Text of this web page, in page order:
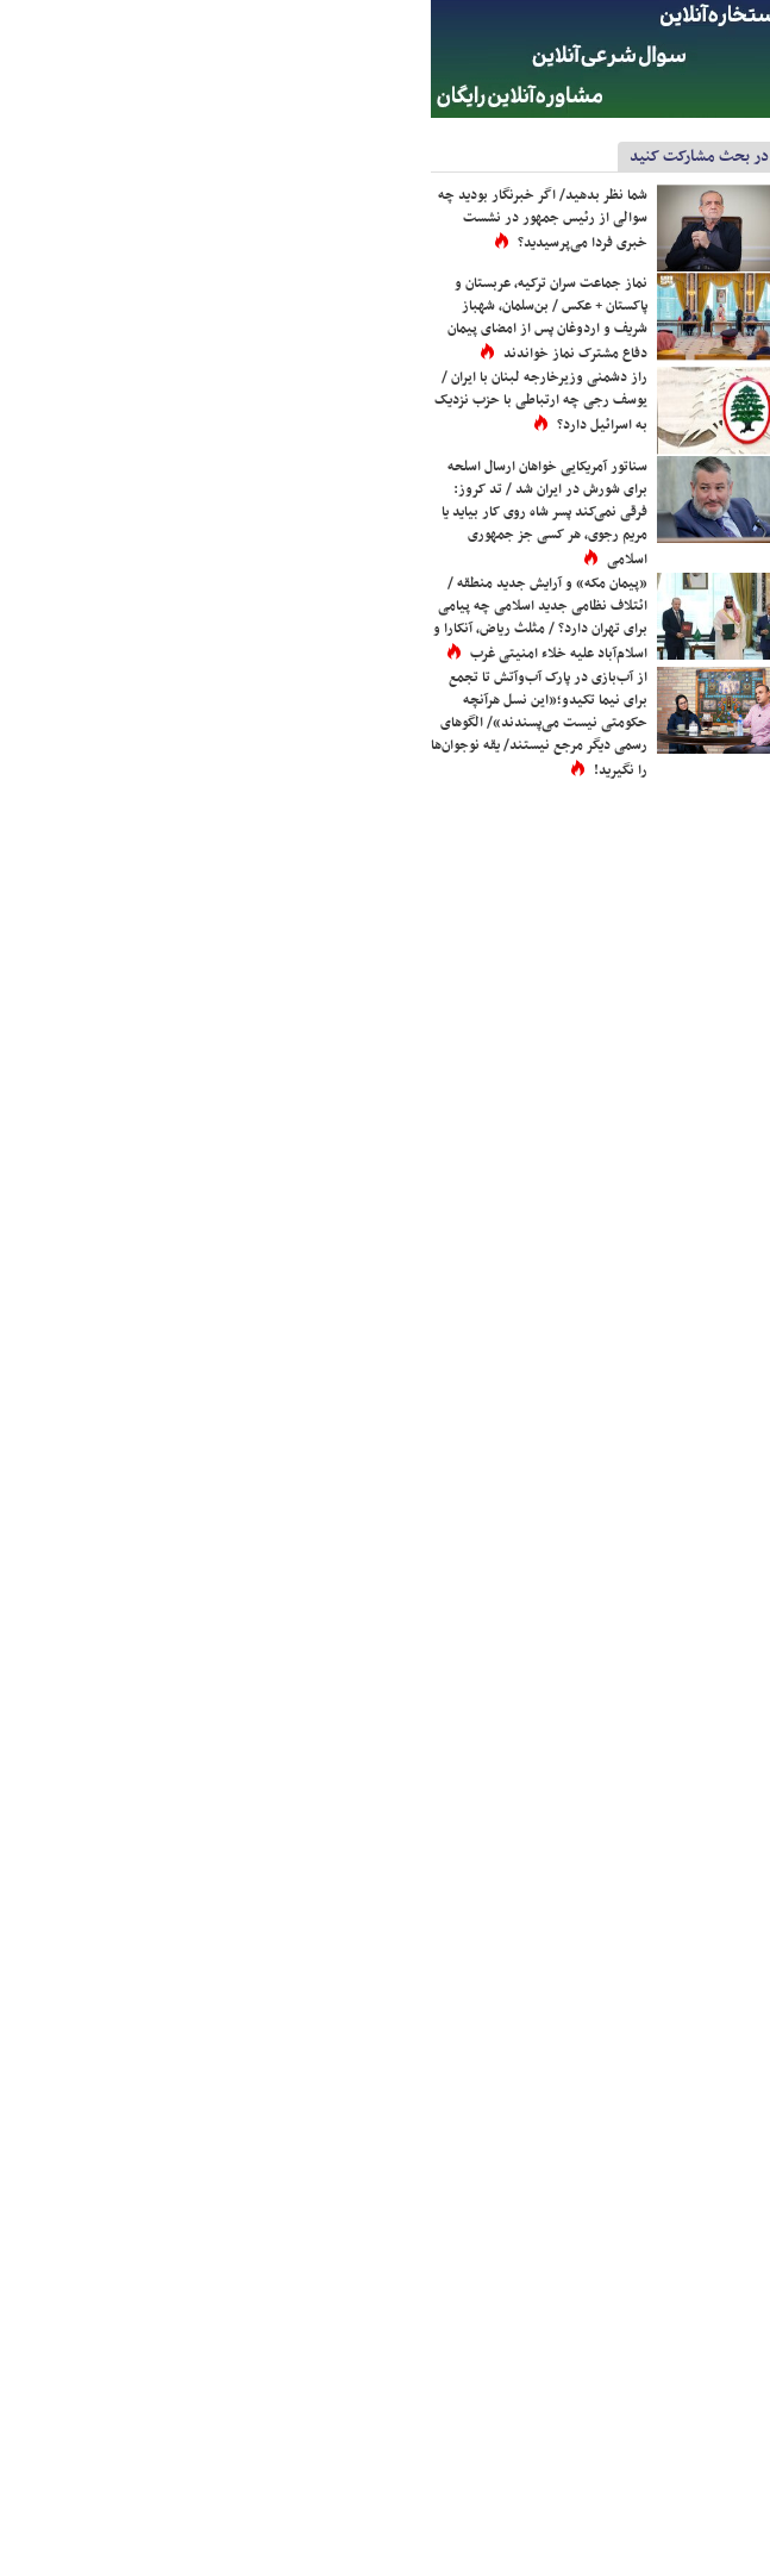
در بحث مشارکت کنید
شما نظر بدهید/ اگر خبرنگار بودید چه
سوالی از رئیس جمهور در نشست
خبری فردا می‌پرسیدید؟
نماز جماعت سران ترکیه، عربستان و
پاکستان + عکس / بن‌سلمان، شهباز
شریف و اردوغان پس از امضای پیمان
دفاع مشترک نماز خواندند
راز دشمنی وزیرخارجه لبنان با ایران /
یوسف رجی چه ارتباطی با حزب نزدیک
به اسرائیل دارد؟
سناتور آمریکایی خواهان ارسال اسلحه
برای شورش در ایران شد / تد کروز:
فرقی نمی‌کند پسر شاه روی کار بیاید یا
مریم رجوی، هر کسی جز جمهوری
اسلامی
«پیمان مکه» و آرایش جدید منطقه /
ائتلاف نظامی جدید اسلامی چه پیامی
برای تهران دارد؟ / مثلث ریاض، آنکارا و
اسلام‌آباد علیه خلاء امنیتی غرب
از آب‌بازی در پارک آب‌وآتش تا تجمع
برای نیما تکیدو؛«این نسل هرآنچه
حکومتی نیست می‌پسندند»/ الگوهای
رسمی دیگر مرجع نیستند/ یقه نوجوان‌ها
را نگیرید!